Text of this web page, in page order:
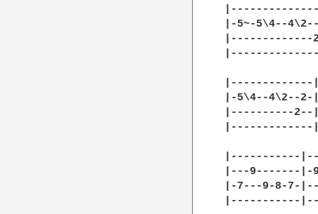
|-5~-5\4--
|-------------
|-5\4--4\2--
|----------2--
|-----------
|---9-------|-
|-7---9-8-7-
|-----------